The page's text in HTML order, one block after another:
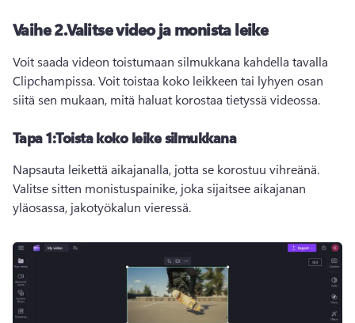
Vaihe 2.Valitse video ja monista leike
Voit saada videon toistumaan silmukkana kahdella tavalla
Clipchampissa. Voit toistaa koko leikkeen tai lyhyen osan
siitä sen mukaan, mitä haluat korostaa tietyssä videossa.
Tapa 1:Toista koko leike silmukkana
Valitse sitten monistuspainike, joka sijaitsee aikajanan
yläosassa, jakotyökalun vieressä.